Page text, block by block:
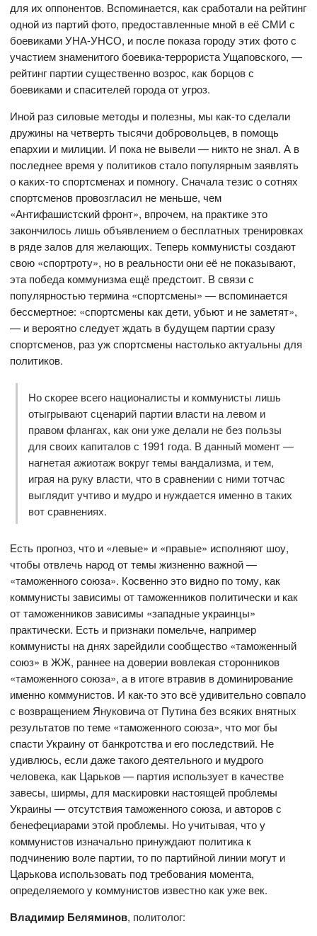
для их оппонентов. Вспоминается, как сработали на рейтинг
одной из партий фото, предоставленные мной в её СМИ с
боевиками УНА-УНСО, и после показа городу этих фото с
участием знаменитого боевика-террориста Ущаповского, —
рейтинг партии существенно возрос, как борцов с
боевиками и спасителей города от угроз.
Иной раз силовые методы и полезны, мы как-то сделали
дружины на четверть тысячи добровольцев, в помощь
епархии и милиции. И пока не вывели — никто не знал. А в
последнее время у политиков стало популярным заявлять
о каких-то спортсменах и помногу. Сначала тезис о сотнях
спортсменов провозгласил не меньше, чем
«Антифашистский фронт», впрочем, на практике это
закончилось лишь объявлением о бесплатных тренировках
в ряде залов для желающих. Теперь коммунисты создают
свою «спортроту», но в реальности они её не показывают,
эта победа коммунизма ещё предстоит. В связи с
популярностью термина «спортсмены» — вспоминается
бессмертное: «спортсмены как дети, убьют и не заметят»,
— и вероятно следует ждать в будущем партии сразу
спортсменов, раз уж спортсмены настолько актуальны для
политиков.
Но скорее всего националисты и коммунисты лишь
отыгрывают сценарий партии власти на левом и
правом флангах, как они уже делали не без пользы
для своих капиталов с 1991 года. В данный момент —
нагнетая ажиотаж вокруг темы вандализма, и тем,
играя на руку власти, что в сравнении с ними тотчас
выглядит учтиво и мудро и нуждается именно в таких
вот сравнениях.
Есть прогноз, что и «левые» и «правые» исполняют шоу,
чтобы отвлечь народ от темы жизненно важной —
«таможенного союза». Косвенно это видно по тому, как
коммунисты зависимы от таможенников политически и как
от таможенников зависимы «западные украинцы»
практически. Есть и признаки помельче, например
коммунисты на днях зарейдили сообщество «таможенный
союз» в ЖЖ, раннее на доверии вовлекая сторонников
«таможенного союза», а в итоге втравив в доминирование
именно коммунистов. И как-то это всё удивительно совпало
с возвращением Януковича от Путина без всяких внятных
результатов по теме «таможенного союза», что мог бы
спасти Украину от банкротства и его последствий. Не
удивлюсь, если даже такого деятельного и мудрого
человека, как Царьков — партия использует в качестве
завесы, ширмы, для маскировки настоящей проблемы
Украины — отсутствия таможенного союза, и авторов с
бенефециарами этой проблемы. Но учитывая, что у
коммунистов изначально принуждают политика к
подчинению воле партии, то по партийной линии могут и
Царькова использовать под требования момента,
определяемого у коммунистов известно как уже век.
Владимир Беляминов, политолог: